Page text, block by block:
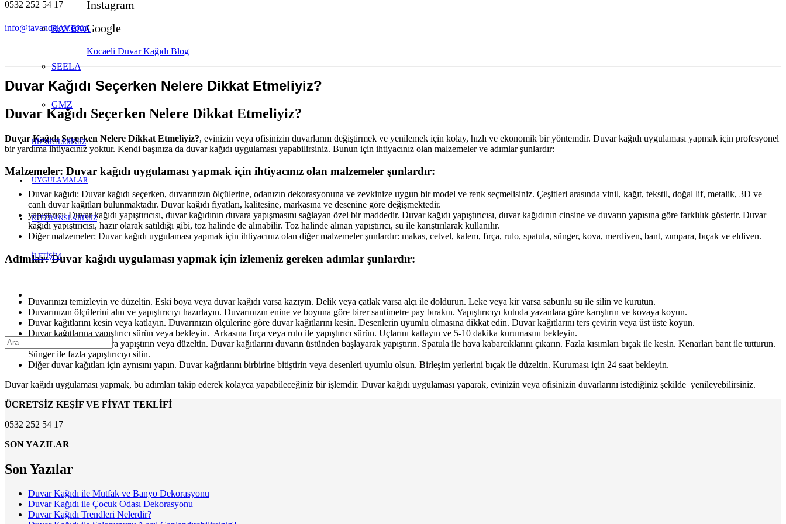
0532 252 54 17
info@tavandekor.com
Instagram
Google
Kocaeli Duvar Kağıdı Blog
RAVENA
SEELA
GMZ
HİZMETLERİMİZ
UYGULAMALAR
REFERANSLARIMIZ
İLETİŞİM
Duvar Kağıdı Seçerken Nelere Dikkat Etmeliyiz?
Duvar Kağıdı Seçerken Nelere Dikkat Etmeliyiz?
Duvar Kağıdı Seçerken Nelere Dikkat Etmeliyiz?, evinizin veya ofisinizin duvarlarını değiştirmek ve yenilemek için kolay, hızlı ve ekonomik bir yöntemdir. Duvar kağıdı uygulaması yapmak için profesyonel
bir yardıma ihtiyacınız yoktur. Kendi başınıza da duvar kağıdı uygulaması yapabilirsiniz. Bunun için ihtiyacınız olan malzemeler ve adımlar şunlardır:
Malzemeler: Duvar kağıdı uygulaması yapmak için ihtiyacınız olan malzemeler şunlardır:
Duvar kağıdı: Duvar kağıdı seçerken, duvarınızın ölçülerine, odanızın dekorasyonuna ve zevkinize uygun bir model ve renk seçmelisiniz. Çeşitleri arasında vinil, kağıt, tekstil, doğal lif, metalik, 3D ve
canlı duvar kağıtları bulunmaktadır. Duvar kağıdı fiyatları, kalitesine, markasına ve desenine göre değişmektedir.
yapıştırıcı: Duvar kağıdı yapıştırıcısı, duvar kağıdının duvara yapışmasını sağlayan özel bir maddedir. Duvar kağıdı yapıştırıcısı, duvar kağıdının cinsine ve duvarın yapısına göre farklılık gösterir. Duvar
kağıdı yapıştırıcısı, hazır olarak satıldığı gibi, toz halinde de alınabilir. Toz halinde alınan yapıştırıcı, su ile karıştırılarak kullanılır.
Diğer malzemeler: Duvar kağıdı uygulaması yapmak için ihtiyacınız olan diğer malzemeler şunlardır: makas, cetvel, kalem, fırça, rulo, spatula, sünger, kova, merdiven, bant, zımpara, bıçak ve eldiven.
Adımlar: Duvar kağıdı uygulaması yapmak için izlemeniz gereken adımlar şunlardır:
Duvarınızı temizleyin ve düzeltin. Eski boya veya duvar kağıdı varsa kazıyın. Delik veya çatlak varsa alçı ile doldurun. Leke veya kir varsa sabunlu su ile silin ve kurutun.
Duvarınızın ölçülerini alın ve yapıştırıcıyı hazırlayın. Duvarınızın enine ve boyuna göre birer santimetre pay bırakın. Yapıştırıcıyı kutuda yazanlara göre karıştırın ve kovaya koyun.
Duvar kağıtlarını kesin veya katlayın. Duvarınızın ölçülerine göre duvar kağıtlarını kesin. Desenlerin uyumlu olmasına dikkat edin. Duvar kağıtlarını ters çevirin veya üst üste koyun.
Duvar kağıtlarına yapıştırıcı sürün veya bekleyin. Arkasına fırça veya rulo ile yapıştırıcı sürün. Uçlarını katlayın ve 5-10 dakika kurumasını bekleyin.
Duvar kağıtlarını duvara yapıştırın veya düzeltin. Duvar kağıtlarını duvarın üstünden başlayarak yapıştırın. Spatula ile hava kabarcıklarını çıkarın. Fazla kısımları bıçak ile kesin. Kenarları bant ile tutturun.
Sünger ile fazla yapıştırıcıyı silin.
Diğer duvar kağıtları için aynısını yapın. Duvar kağıtlarını birbirine bitiştirin veya desenleri uyumlu olsun. Birleşim yerlerini bıçak ile düzeltin. Kuruması için 24 saat bekleyin.
Duvar kağıdı uygulaması yapmak, bu adımları takip ederek kolayca yapabileceğiniz bir işlemdir. Duvar kağıdı uygulaması yaparak, evinizin veya ofisinizin duvarlarını istediğiniz şekilde yenileyebilirsiniz.
ÜCRETSİZ KEŞİF VE FİYAT TEKLİFİ
0532 252 54 17
SON YAZILAR
Son Yazılar
Duvar Kağıdı ile Mutfak ve Banyo Dekorasyonu
Duvar Kağıdı ile Çocuk Odası Dekorasyonu
Duvar Kağıdı Trendleri Nelerdir?